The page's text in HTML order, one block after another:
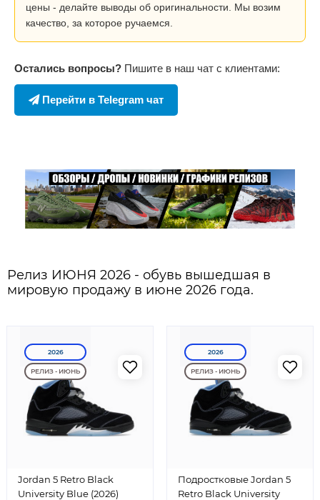
цены - делайте выводы об оригинальности. Мы возим
качество, за которое ручаемся.
Остались вопросы? Пишите в наш чат с клиентами:
Перейти в Telegram чат
Релиз ИЮНЯ 2026 - обувь вышедшая в
мировую продажу в июне 2026 года.
2026
РЕЛИЗ - ИЮНЬ
Jordan 5 Retro Black
University Blue (2026)
2026
РЕЛИЗ - ИЮНЬ
Подростковые Jordan 5
Retro Black University